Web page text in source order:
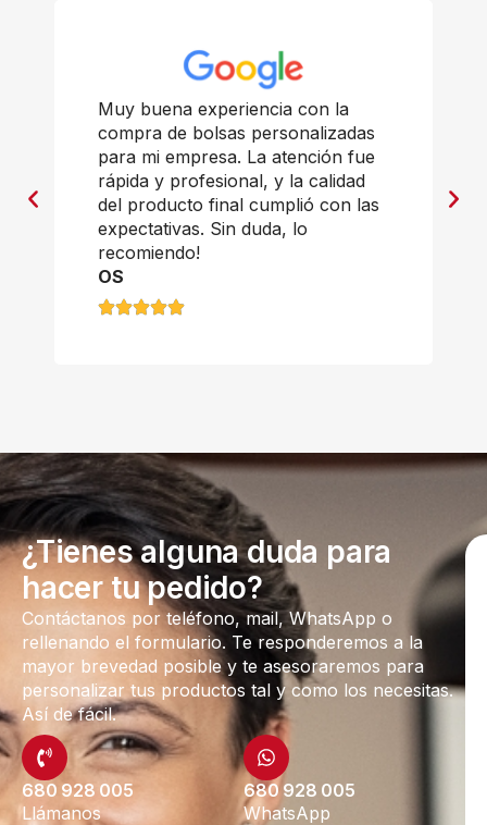
Muy buena experiencia con la
compra de bolsas personalizadas
para mi empresa. La atención fue
rápida y profesional, y la calidad
del producto final cumplió con las
expectativas. Sin duda, lo
recomiendo!
OS
¿Tienes alguna duda para
hacer tu pedido?
Contáctanos por teléfono, mail, WhatsApp o
rellenando el formulario. Te responderemos a la
mayor brevedad posible y te asesoraremos para
personalizar tus productos tal y como los necesitas.
Así de fácil.
680 928 005
Llámanos
680 928 005
WhatsApp